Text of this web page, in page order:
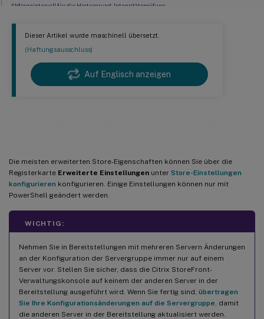
Dieser Artikel wurde maschinell übersetzt.
(Haftungsausschluss)
Auf Englisch anzeigen
Die meisten erweiterten Store-Eigenschaften können Sie über die
Registerkarte Erweiterte Einstellungen unter Store-Einstellungen
konfigurieren konfigurieren. Einige Einstellungen können nur mit
PowerShell geändert werden.
WICHTIG:
Nehmen Sie in Bereitstellungen mit mehreren Servern Änderungen
an der Konfiguration der Servergruppe immer nur auf einem
Server vor. Stellen Sie sicher, dass die Citrix StoreFront-
Verwaltungskonsole auf keinem der anderen Server in der
Bereitstellung ausgeführt wird. Wenn Sie fertig sind, übertragen
Sie Ihre Konfigurationsänderungen auf die Servergruppe , damit
die anderen Server in der Bereitstellung aktualisiert werden.
Abfrageintervall für die Hintergrund-Integritätsprüfung
Kommunikations-Timeout-Dauer
Socket-Pooling aktivieren
Maximale gleichzeitige Enumerationen
Mindestanzahl von Farms für gleichzeitige Enumeration
ICA ® -Clientnamen überschreiben
Desktop Viewer für Legacy-Clients anzeigen
Desktops als Apps behandeln